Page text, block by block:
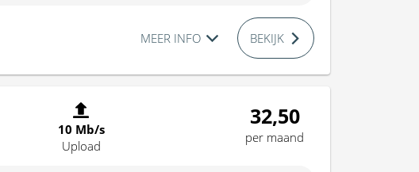
MEER INFO BEKIJK
10 Mb/s
Upload
32,50
per maand